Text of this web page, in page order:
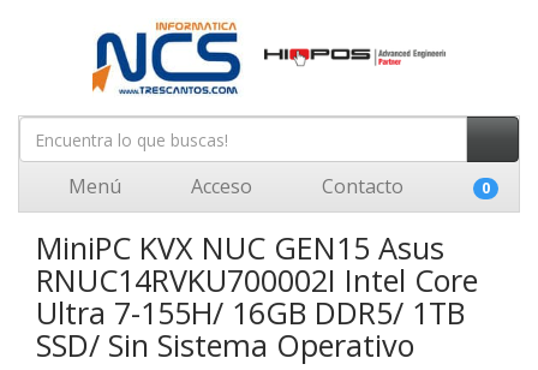
Menú Acceso Contacto 0
MiniPC KVX NUC GEN15 Asus
RNUC14RVKU700002I Intel Core
Ultra 7-155H/ 16GB DDR5/ 1TB
SSD/ Sin Sistema Operativo